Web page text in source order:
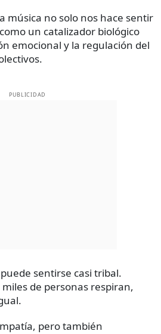
música no solo nos hace sentir
un catalizador biológico
emocional y la regulación del
PUBLICIDAD
sentirse casi tribal.
de personas respiran,
pero también